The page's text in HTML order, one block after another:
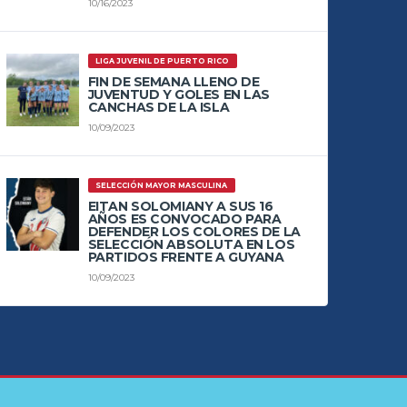
10/16/2023
LIGA JUVENIL DE PUERTO RICO
FIN DE SEMANA LLENO DE
JUVENTUD Y GOLES EN LAS
CANCHAS DE LA ISLA
10/09/2023
SELECCIÓN MAYOR MASCULINA
EITAN SOLOMIANY A SUS 16
AÑOS ES CONVOCADO PARA
DEFENDER LOS COLORES DE LA
SELECCIÓN ABSOLUTA EN LOS
PARTIDOS FRENTE A GUYANA
10/09/2023